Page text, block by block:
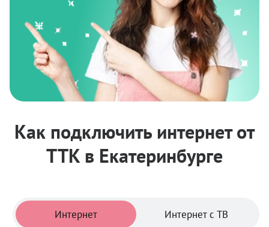
Как подключить интернет от
ТТК в Екатеринбурге
Интернет Интернет с ТВ
Тарифы